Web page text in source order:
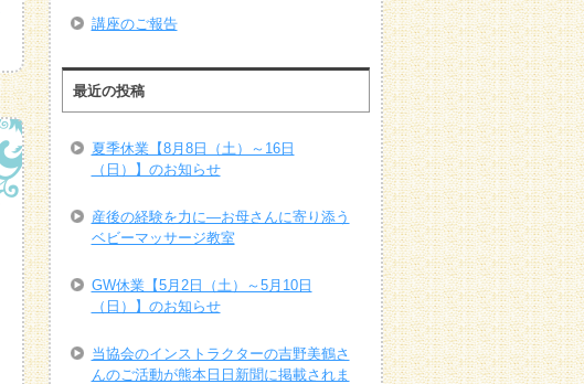
講座のご報告
最近の投稿
夏季休業【8月8日（土）～16日
（日）】のお知らせ
産後の経験を力に―お母さんに寄り添う
ベビーマッサージ教室
GW休業【5月2日（土）～5月10日
（日）】のお知らせ
当協会のインストラクターの吉野美鶴さ
んのご活動が熊本日日新聞に掲載されま